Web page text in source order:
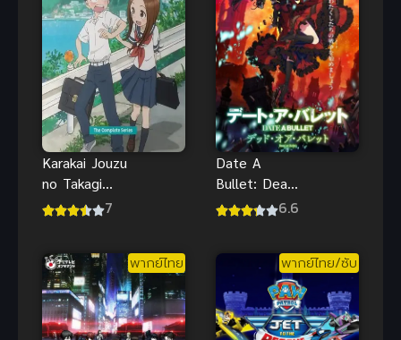
Karakai Jouzu
no Takagi
san 1 แกล้ง
7
Date A
Bullet: Dead
or Bullet ซับ
6.6
พากย์ไทย พากย์ไทย/ซับ